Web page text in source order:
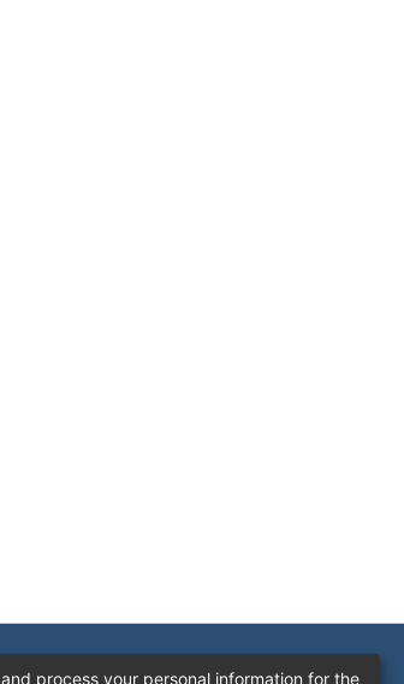
process your personal information for the